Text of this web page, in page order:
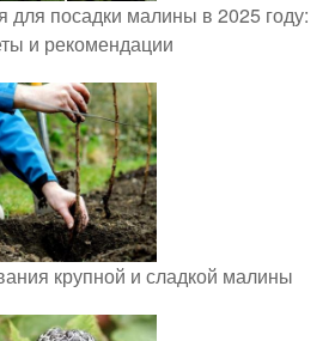
посадки малины в 2025 году:
и рекомендации
крупной и сладкой малины